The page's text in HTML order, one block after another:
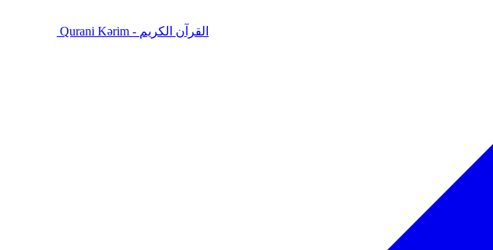
Qurani Kərim - القرآن الكريم